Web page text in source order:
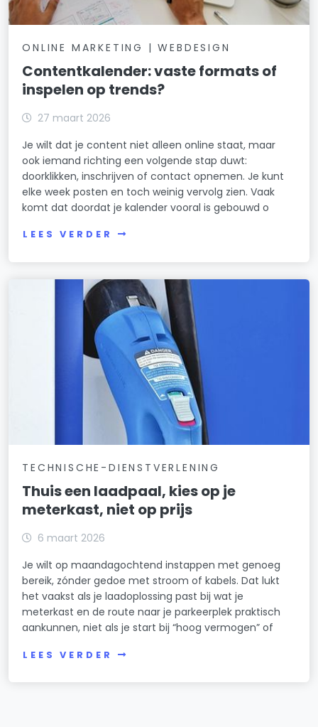
ONLINE MARKETING | WEBDESIGN
Contentkalender: vaste formats of
inspelen op trends?
27 maart 2026
Je wilt dat je content niet alleen online staat, maar
ook iemand richting een volgende stap duwt:
doorklikken, inschrijven of contact opnemen. Je kunt
elke week posten en toch weinig vervolg zien. Vaak
komt dat doordat je kalender vooral is gebouwd o
LEES VERDER
TECHNISCHE-DIENSTVERLENING
Thuis een laadpaal, kies op je
meterkast, niet op prijs
6 maart 2026
Je wilt op maandagochtend instappen met genoeg
bereik, zónder gedoe met stroom of kabels. Dat lukt
het vaakst als je laadoplossing past bij wat je
meterkast en de route naar je parkeerplek praktisch
aankunnen, niet als je start bij “hoog vermogen” of
LEES VERDER